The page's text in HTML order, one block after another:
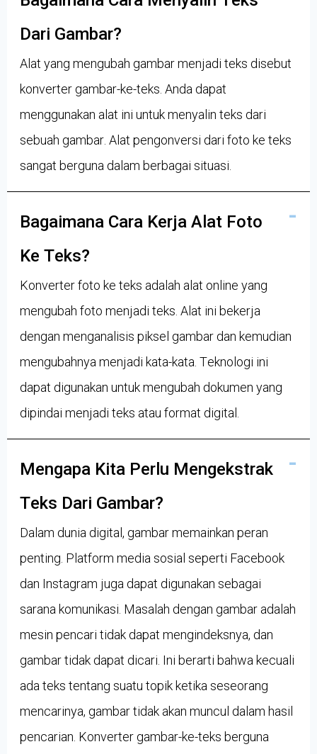
Dari Gambar?
Alat yang mengubah gambar menjadi teks disebut
konverter gambar-ke-teks. Anda dapat
menggunakan alat ini untuk menyalin teks dari
sebuah gambar. Alat pengonversi dari foto ke teks
sangat berguna dalam berbagai situasi.
Bagaimana Cara Kerja Alat Foto
Ke Teks?
Konverter foto ke teks adalah alat online yang
mengubah foto menjadi teks. Alat ini bekerja
dengan menganalisis piksel gambar dan kemudian
mengubahnya menjadi kata-kata. Teknologi ini
dapat digunakan untuk mengubah dokumen yang
dipindai menjadi teks atau format digital.
Mengapa Kita Perlu Mengekstrak
Teks Dari Gambar?
Dalam dunia digital, gambar memainkan peran
penting. Platform media sosial seperti Facebook
dan Instagram juga dapat digunakan sebagai
sarana komunikasi. Masalah dengan gambar adalah
mesin pencari tidak dapat mengindeksnya, dan
gambar tidak dapat dicari. Ini berarti bahwa kecuali
ada teks tentang suatu topik ketika seseorang
mencarinya, gambar tidak akan muncul dalam hasil
pencarian. Konverter gambar-ke-teks berguna